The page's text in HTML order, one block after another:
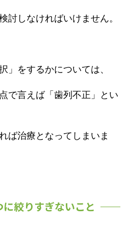
討しなければいけません。
」をするかについては、
で言えば「歯列不正」とい
ば治療となってしまいま
絞りすぎないこと